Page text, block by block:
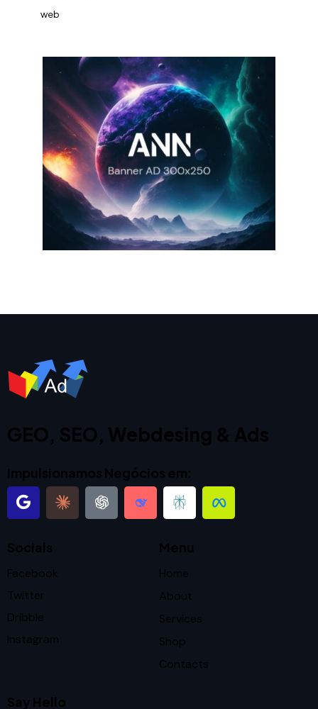
web
GEO, SEO, Webdesing & Ads
Impulsionamos Negócios em:
Socials
Facebook
Twitter
Dribble
Instagram
Menu
Home
About
Services
Shop
Contacts
Say Hello